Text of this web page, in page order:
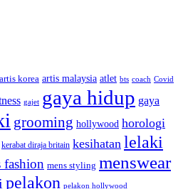
artis korea artis malaysia atlet bts coach Covid
gajet gaya hidup gaya
grooming hollywood horologi
kerabat diraja britain kesihatan lelaki
fashion mens styling menswear
pelakon pelakon hollywood